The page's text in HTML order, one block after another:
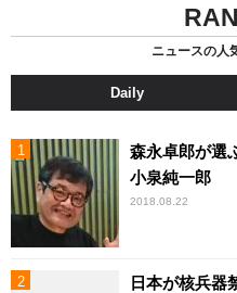
ニュースの人
Daily
森永卓郎が選
小泉純一郎
2018.08.22
日本が核兵器